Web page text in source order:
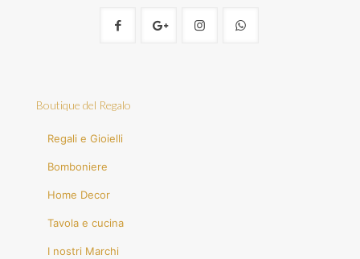
Boutique del Regalo
Regali e Gioielli
Bomboniere
Home Decor
Tavola e cucina
I nostri Marchi